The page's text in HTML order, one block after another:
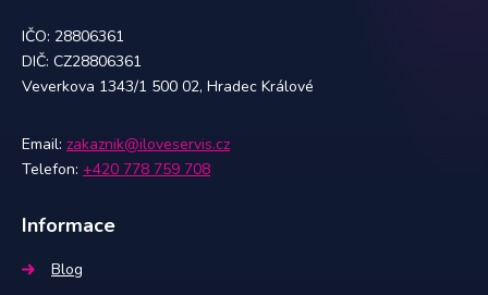
IČO: 28806361
DIČ: CZ28806361
Veverkova 1343/1 500 02, Hradec Králové
Email: zakaznik@iloveservis.cz
Telefon: +420 778 759 708
Informace
Blog